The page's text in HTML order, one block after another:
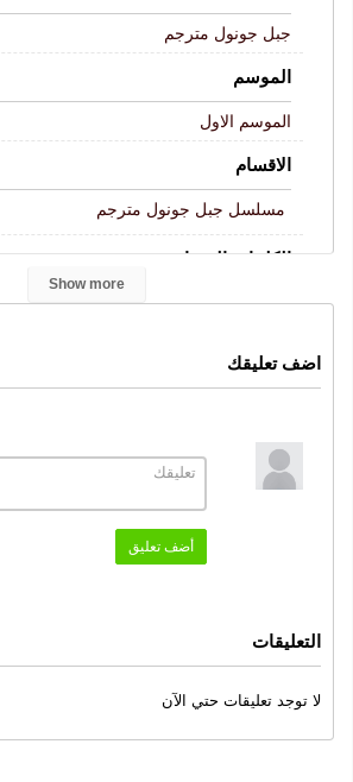
جبل جونول مترجم
الموسم
الموسم الاول
الاقسام
مسلسل جبل جونول مترجم
الكلمات المفتاحية
Gönül Dağı
, جبل جونول الحلقة 219
,
جبل جونول حلقة 219
النوع
كوميدي عائلي, رومانسي
علي دوشينكالكار
سنة الإنتاج
2020
Show more
اضف تعليقك
أضف تعليق
التعليقات
لا توجد تعليقات حتي الآن